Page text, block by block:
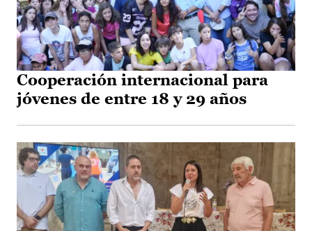
Cooperación internacional para
jóvenes de entre 18 y 29 años